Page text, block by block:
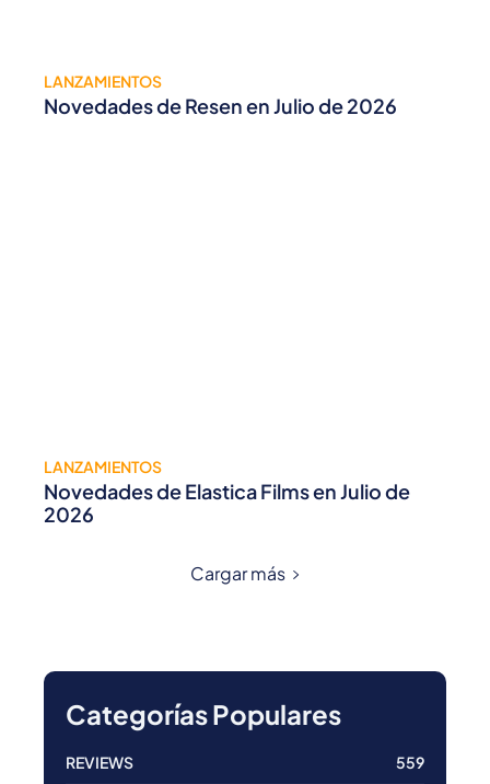
LANZAMIENTOS
Novedades de Resen en Julio de 2026
LANZAMIENTOS
Novedades de Elastica Films en Julio de
2026
Cargar más
Categorías Populares
REVIEWS 559